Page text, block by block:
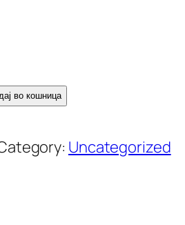
во кошница
Uncategorized